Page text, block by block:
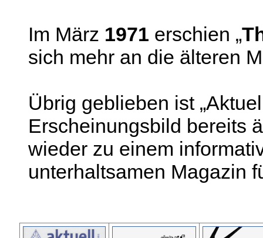
Im März 1971 erschien „
sich mehr an die älteren
Übrig geblieben ist
Erscheinungsbild bereits
wieder zu einem
unterhaltsamen Magazin